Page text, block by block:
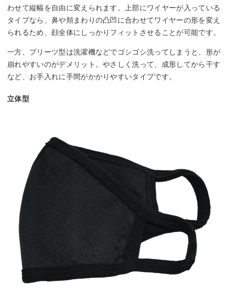
わせて縦幅を自由に変えられます。上部にワイヤーが入っている
タイプなら、鼻や頬まわりの凸凹に合わせてワイヤーの形を変え
られるため、顔全体にしっかりフィットさせることが可能です。
一方、プリーツ型は洗濯機などでゴシゴシ洗ってしまうと、形が
崩れやすいのがデメリット。やさしく洗って、成形してから干す
など、お手入れに手間がかかりやすいタイプです。
立体型